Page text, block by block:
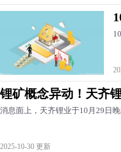
锂矿概念异动！天齐
消息面上，天齐锂业于10月29日
2025-10-30 更新